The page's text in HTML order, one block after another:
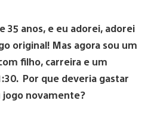
35 anos, e eu adorei, adorei
original! Mas agora sou um
filho, carreira e um
Por que deveria gastar
jogo novamente?